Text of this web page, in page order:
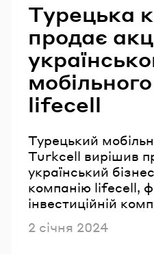
Турецька
продає
lifecell
Турецький
Turkcell вирішив
український
компанію lifecell,
інвестиційній
Опубліковано
2 січня 2024